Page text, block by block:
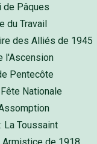
de Pâques
du Travail
des Alliés de 1945
l'Ascension
Pentecôte
Nationale
La Toussaint
de 1918